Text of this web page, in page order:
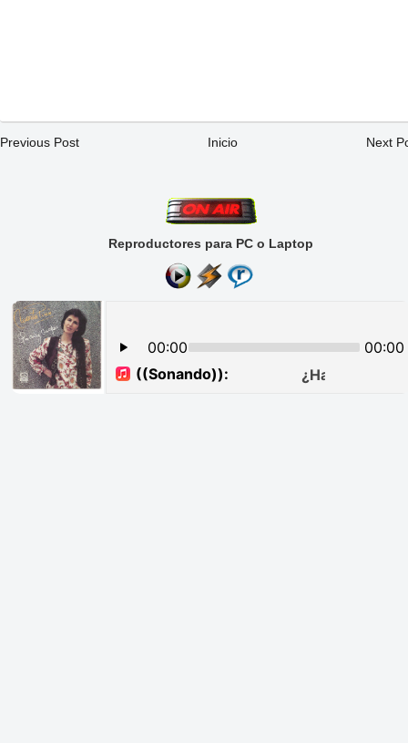
Previous Post Inicio Next
Reproductores para PC o Laptop